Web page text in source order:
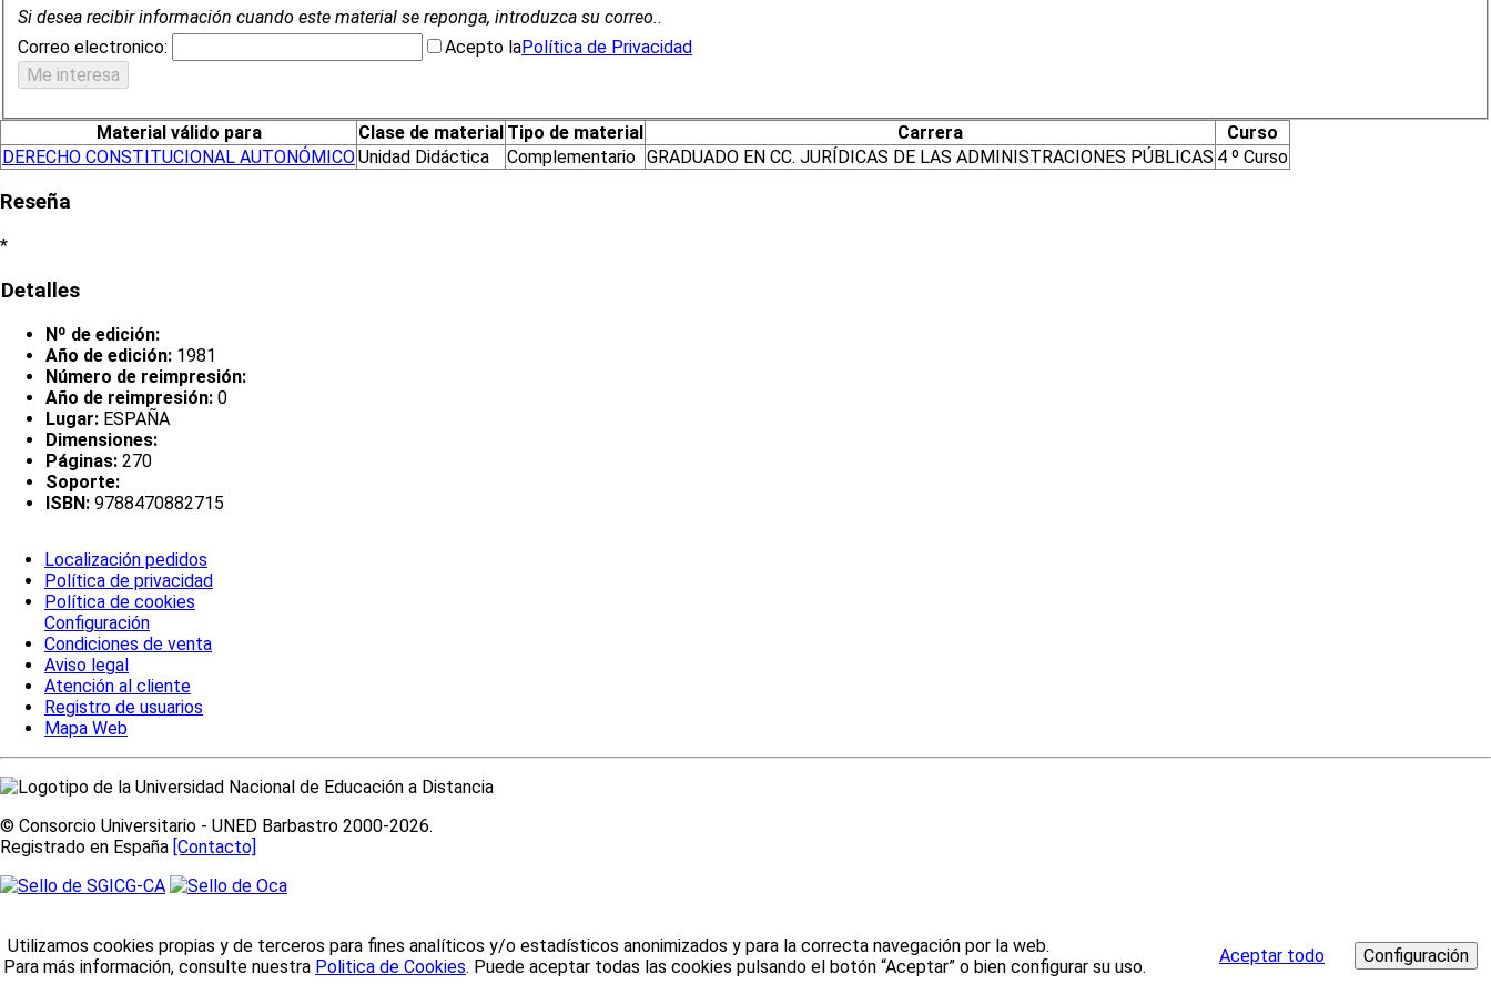
Si desea recibir información cuando este material se reponga, introduzca su correo..
Correo electronico:
Acepto laPolítica de Privacidad
Material válido para Clase de material Tipo de material Carrera
Curso
DERECHO CONSTITUCIONAL AUTONÓMICOUnidad Didáctica Complementario GRADUADO EN CC. JURÍDICAS DE LAS ADMINISTRACIONES PÚBLICAS 4 º Curso
Reseña
*
Detalles
Nº de edición:
Año de edición: 1981
Número de reimpresión:
Año de reimpresión: 0
Lugar: ESPAÑA
Dimensiones:
Páginas: 270
Soporte:
ISBN: 9788470882715
Localización pedidos
Política de privacidad
Política de cookies
Configuración
Condiciones de venta
Aviso legal
Atención al cliente
Registro de usuarios
Mapa Web
© Consorcio Universitario - UNED Barbastro 2000-2026.
Registrado en España [Contacto]
Utilizamos cookies propias y de terceros para fines analíticos y/o estadísticos anonimizados y para la correcta navegación por la web.
Para más información, consulte nuestra Politica de Cookies. Puede aceptar todas las cookies pulsando el botón “Aceptar” o bien configurar su uso.
Aceptar todo